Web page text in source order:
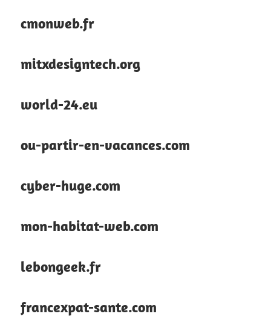
cmonweb.fr
mitxdesigntech.org
world-24.eu
ou-partir-en-vacances.com
cyber-huge.com
mon-habitat-web.com
lebongeek.fr
francexpat-sante.com